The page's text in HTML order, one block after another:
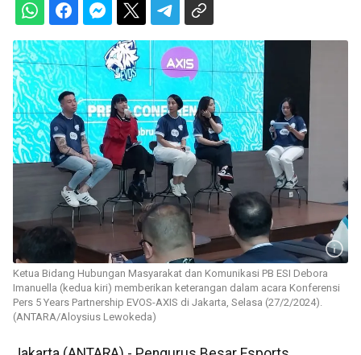
Ketua Bidang Hubungan Masyarakat dan Komunikasi PB ESI Debora
Imanuella (kedua kiri) memberikan keterangan dalam acara Konferensi
Pers 5 Years Partnership EVOS-AXIS di Jakarta, Selasa (27/2/2024).
(ANTARA/Aloysius Lewokeda)